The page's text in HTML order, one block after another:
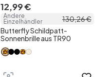
12,99€
Andere
Einzelhändler
130,26€
Butterfly Schildpatt-
Sonnenbrille aus TR90